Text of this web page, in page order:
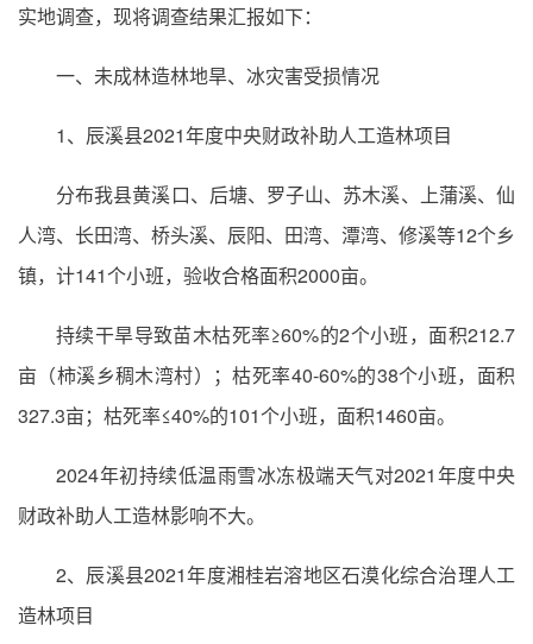
实地调查，现将调查结果汇报如下：
一、未成林造林地旱、冰灾害受损情况
1、辰溪县2021年度中央财政补助人工造林项目
分布我县黄溪口、后塘、罗子山、苏木溪、上蒲溪、仙
人湾、长田湾、桥头溪、辰阳、田湾、潭湾、修溪等12个乡
镇，计141个小班，验收合格面积2000亩。
持续干旱导致苗木枯死率≥60%的2个小班，面积212.7
亩（柿溪乡稠木湾村）；枯死率40-60%的38个小班，面积
327.3亩；枯死率≤40%的101个小班，面积1460亩。
2024年初持续低温雨雪冰冻极端天气对2021年度中央
财政补助人工造林影响不大。
2、辰溪县2021年度湘桂岩溶地区石漠化综合治理人工
造林项目